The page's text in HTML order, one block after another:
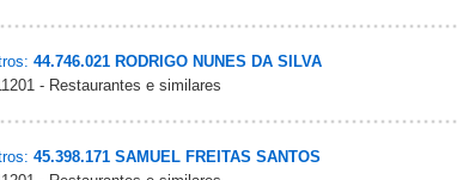
44.746.021 RODRIGO NUNES DA SILVA
- Restaurantes e similares
45.398.171 SAMUEL FREITAS SANTOS